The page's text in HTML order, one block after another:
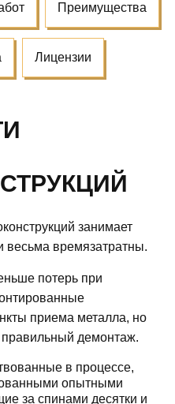
Преимущества
Лицензии
занимает
времязатратны.
потерь при
приема металла, но
правильный демонтаж.
в процессе,
опытными
за спинами десятки и